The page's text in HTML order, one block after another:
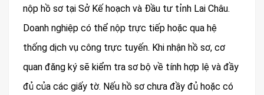
nộp hồ sơ tại Sở Kế hoạch và Đầu tư tỉnh Lai Châu.
Doanh nghiệp có thể nộp trực tiếp hoặc qua hệ
thống dịch vụ công trực tuyến. Khi nhận hồ sơ, cơ
quan đăng ký sẽ kiểm tra sơ bộ về tính hợp lệ và đầy
đủ của các giấy tờ. Nếu hồ sơ chưa đầy đủ hoặc có